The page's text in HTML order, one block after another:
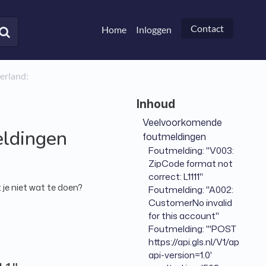
Home Inloggen Contact
niet wat te doen?
Veelvoorkomende
foutmeldingen
Foutmelding: "V003:
ZipCode format not
correct: L1111"
Foutmelding: "A002:
CustomerNo invalid
for this account"
Foutmelding: "'POST
https://api.gls.nl/V1/api/
api-version=1.0'